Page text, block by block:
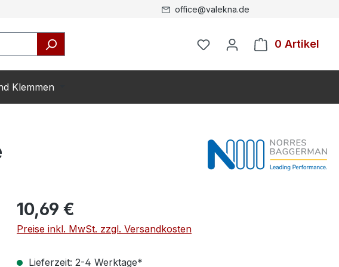
office@valekna.de
0 Artikel
Klemmen
10,69 €
Preise inkl. MwSt. zzgl. Versandkosten
Lieferzeit: 2-4 Werktage*